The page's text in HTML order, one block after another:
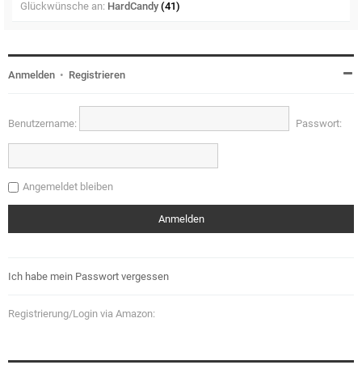
Glückwünsche an: HardCandy (41)
Anmelden • Registrieren
Benutzername: Passwort:
Angemeldet bleiben
Ich habe mein Passwort vergessen
Registrierung/Login via Amazon: